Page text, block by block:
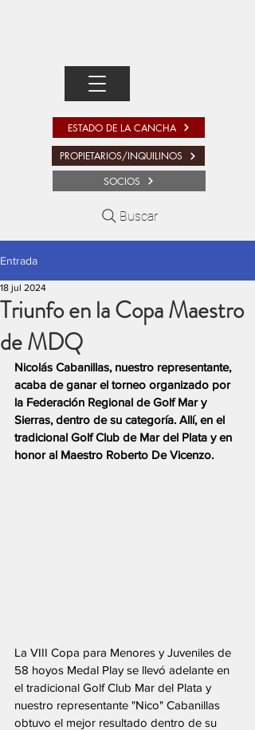
SOCIOS
ESTADO DE LA CANCHA
PROPIETARIOS/INQUILINOS
Buscar
Entrada
Triunfo en la Copa Maestro
de MDQ
18 jul 2024
Nicolás Cabanillas, nuestro representante,
acaba de ganar el torneo organizado por
la Federación Regional de Golf Mar y
Sierras, dentro de su categoría. Allí, en el
tradicional Golf Club de Mar del Plata y en
honor al Maestro Roberto De Vicenzo.
La VIII Copa para Menores y Juveniles de
58 hoyos Medal Play se llevó adelante en
el tradicional Golf Club Mar del Plata y
nuestro representante "Nico" Cabanillas
obtuvo el mejor resultado dentro de su